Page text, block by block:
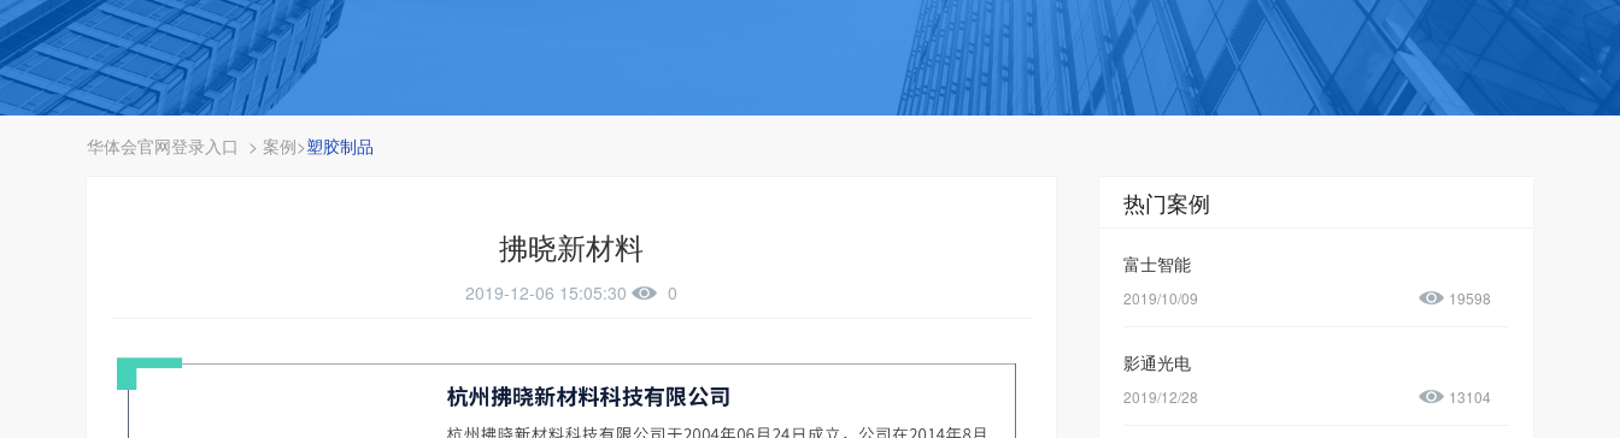
华体会官网登录入口 > 案例>塑胶制品
拂晓新材料
2019-12-06 15:05:30 0
热门案例
富士智能
2019/10/09 19598
影通光电
2019/12/28 13104